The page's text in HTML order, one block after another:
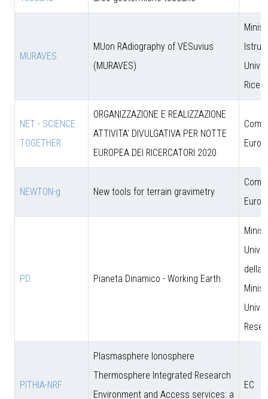
MURAVES
MUon RAdiography of VESuvius
(MURAVES)
NET - SCIENCE
TOGETHER
ORGANIZZAZIONE E REALIZZAZIONE
ATTIVITA' DIVULGATIVA PER NOTTE
EUROPEA DEI RICERCATORI 2020
NEWTON-g New tools for terrain gravimetry
PD Pianeta Dinamico - Working Earth
della
PITHIA-NRF
Plasmasphere Ionosphere
Thermosphere Integrated Research
Environment and Access services: a
EC